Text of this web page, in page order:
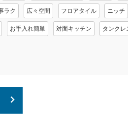
ラク 広々空間 フロアタイル ニッチ
お手入れ簡単 対面キッチン タンクレ